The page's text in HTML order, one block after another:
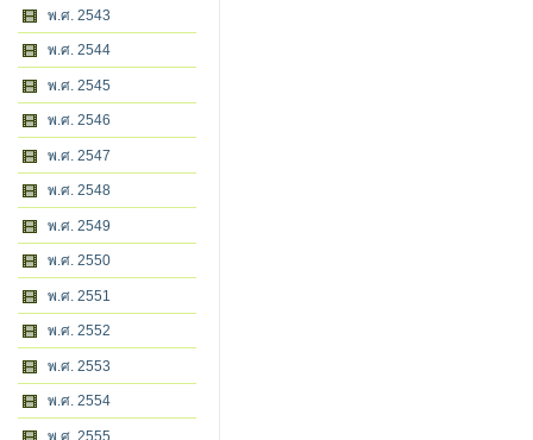
พ.ศ. 2543
พ.ศ. 2544
พ.ศ. 2545
พ.ศ. 2546
พ.ศ. 2547
พ.ศ. 2548
พ.ศ. 2549
พ.ศ. 2550
พ.ศ. 2551
พ.ศ. 2552
พ.ศ. 2553
พ.ศ. 2554
พ.ศ. 2555